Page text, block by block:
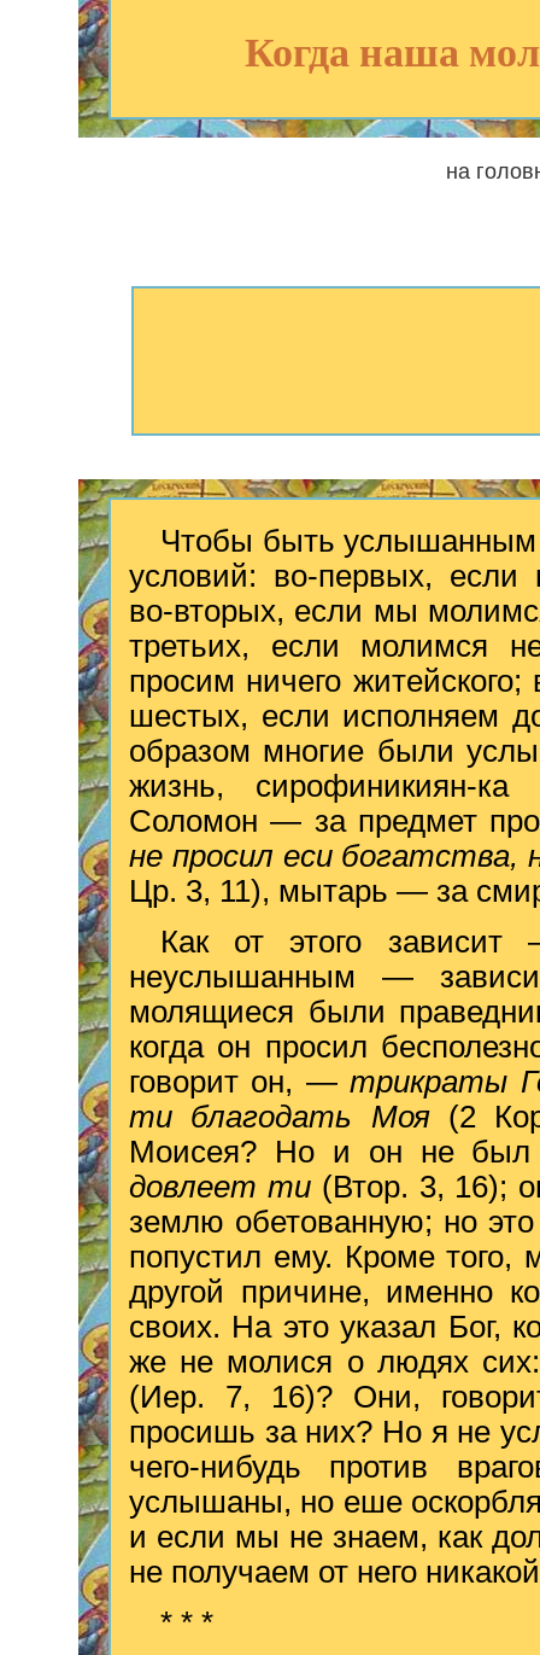
Когда наша
на
Чтобы быть услышанным
условий: во-первых,
во-вторых, если мы
третьих, если молимся
просим ничего
шестых, если исполняем
образом многие были
жизнь, сирофиникиян-
Соломон — за предмет
не просил еси богатства,
Цр. 3, 11), мытарь — за
Как от этого
неуслышанным —
молящиеся были
когда он просил
говорит он, —трикраты
ти благодать Моя (2
Моисея? Но и он не был
довлеет ти (Втор. 3, 16);
землю обетованную; но
попустил ему. Кроме
другой причине, именно
своих. На это указал Бог,
же не молися о людях
(Иер. 7, 16)? Они,
просишь за них? Но я не
чего-нибудь против
услышаны, но еше
и если мы не знаем, как
не получаем от него
* * *